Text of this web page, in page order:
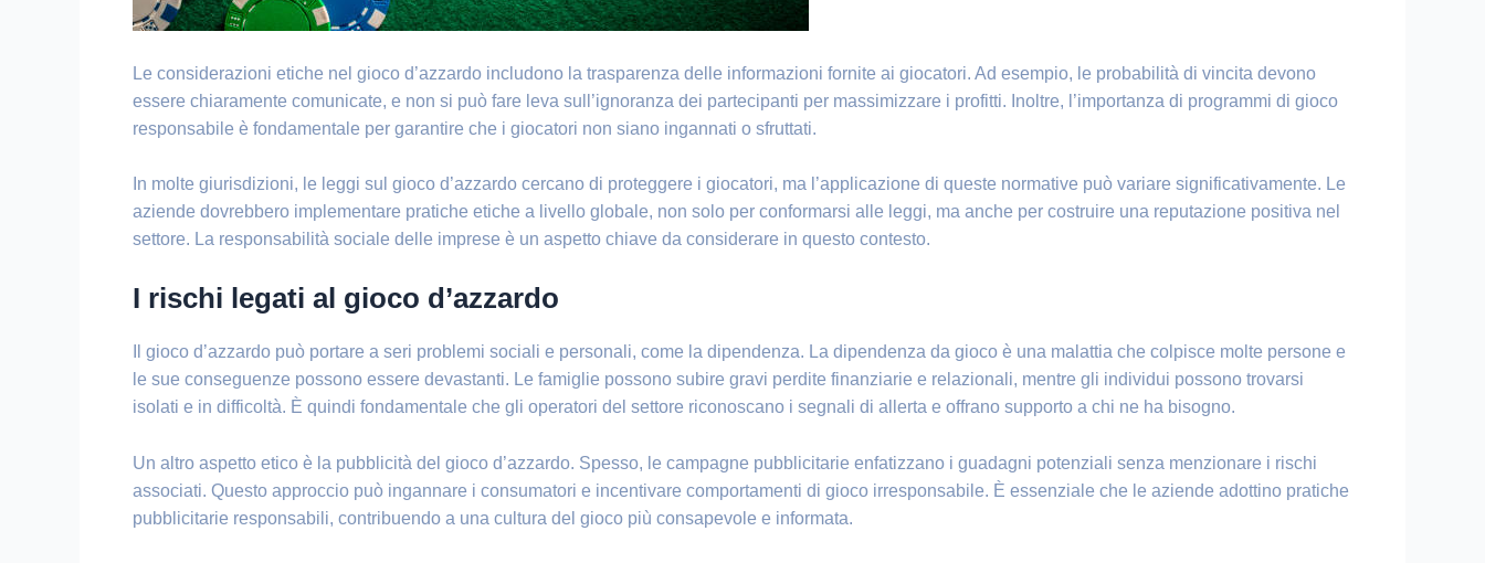
Le considerazioni etiche nel gioco d’azzardo includono la trasparenza delle informazioni fornite ai giocatori. Ad esempio, le probabilità di vincita devono
essere chiaramente comunicate, e non si può fare leva sull’ignoranza dei partecipanti per massimizzare i profitti. Inoltre, l’importanza di programmi di gioco
responsabile è fondamentale per garantire che i giocatori non siano ingannati o sfruttati.
In molte giurisdizioni, le leggi sul gioco d’azzardo cercano di proteggere i giocatori, ma l’applicazione di queste normative può variare significativamente. Le
aziende dovrebbero implementare pratiche etiche a livello globale, non solo per conformarsi alle leggi, ma anche per costruire una reputazione positiva nel
settore. La responsabilità sociale delle imprese è un aspetto chiave da considerare in questo contesto.
I rischi legati al gioco d’azzardo
Il gioco d’azzardo può portare a seri problemi sociali e personali, come la dipendenza. La dipendenza da gioco è una malattia che colpisce molte persone e
le sue conseguenze possono essere devastanti. Le famiglie possono subire gravi perdite finanziarie e relazionali, mentre gli individui possono trovarsi
isolati e in difficoltà. È quindi fondamentale che gli operatori del settore riconoscano i segnali di allerta e offrano supporto a chi ne ha bisogno.
Un altro aspetto etico è la pubblicità del gioco d’azzardo. Spesso, le campagne pubblicitarie enfatizzano i guadagni potenziali senza menzionare i rischi
associati. Questo approccio può ingannare i consumatori e incentivare comportamenti di gioco irresponsabile. È essenziale che le aziende adottino pratiche
pubblicitarie responsabili, contribuendo a una cultura del gioco più consapevole e informata.